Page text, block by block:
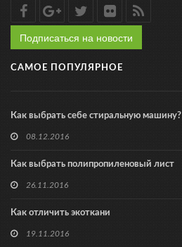
Подписаться на новости
САМОЕ ПОПУЛЯРНОЕ
Как выбрать себе стиральную машину?
08.12.2016
Как выбрать полипропиленовый лист
26.11.2016
Как отличить экоткани
19.11.2016